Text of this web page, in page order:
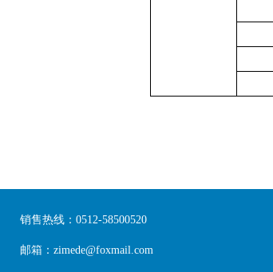
销售热线：0512-58500520
邮箱：zimede@foxmail.com